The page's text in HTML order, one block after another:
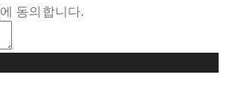
에 동의합니다.